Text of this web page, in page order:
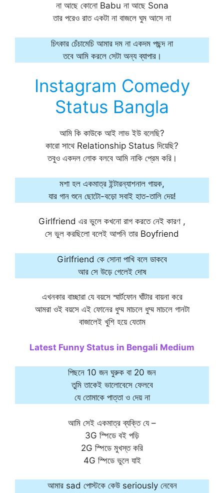
না আছে কোনো Babu না আছে Sona
তার পরেও রাত একটা না বাজলে ঘুম আসে না
চিৎকার চেঁচামেচি আমার দম না একদম পছন্দ না
তবে আমি করলে সেটা অন্য ব্যাপার।
Instagram Comedy
Status Bangla
আমি কি কাউকে আই লাভ ইউ বলেছি?
কারো সাথে Relationship Status দিয়েছি?
তবুও একদল লোক বলবে আমি নাকি প্রেম করি।
মশা হল একমাত্র ইন্টারন্যাশনাল গায়ক,
যার গান শুনে ছোটো-বড়ো সবাই হাত-তালি দেয়!
Girlfriend এর ভুলে কখনো রাগ করতে নেই কারণ ,
সে ভুল করছিলো বলেই আপনি তার Boyfriend
Girlfriend কে সোনা পাখি বলে ডাকবে
আর সে উড়ে গেলেই দোষ
এখনকার বাচ্ছারা যে বয়সে স্মার্টফোন ঘাঁটার বায়না করে
আমরা ওই বয়সে এই ফোনের ধুম্ম মাচলে ধুম্ম মাচলে গানটা
বাজালেই খুশি হয়ে যেতাম
Latest Funny Status in Bengali Medium
পিছনে 10 জন ঘুরুক বা 20 জন
তুমি তাকেই ভালোবেসে ফেলবে
যে তোমাকে পাত্তা ও দেয় না
আমি সেই একমাত্র ব্যক্তি যে –
3G স্পিডে বই পড়ি
2G স্পিডে মুখস্ত করি
4G স্পিডে ভুলে যাই
আমার sad পোস্টকে কেউ seriously নেবেন